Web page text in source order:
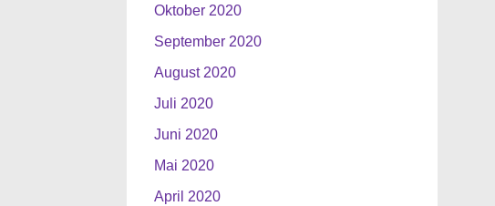
Oktober 2020
September 2020
August 2020
Juli 2020
Juni 2020
Mai 2020
April 2020